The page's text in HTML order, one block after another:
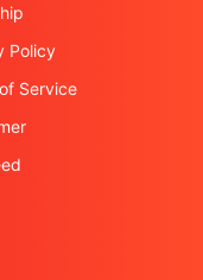
Policy
Service